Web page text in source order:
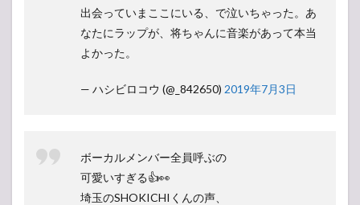
出会っていまここにいる、で泣いちゃった。あ
なたにラップが、将ちゃんに音楽があって本当
よかった。
— ハシビロコウ (@_842650) 2019年7月3日
ボーカルメンバー全員呼ぶの
可愛いすぎる👍👀
埼玉のSHOKICHIくんの声、